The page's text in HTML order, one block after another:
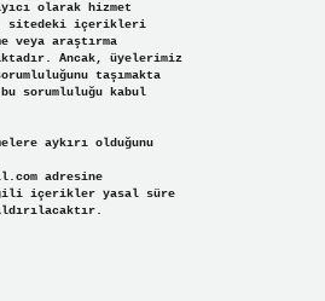
olarak hizmet
sitedeki içerikleri
veya araştırma
Ancak, üyelerimiz
taşımakta
sorumluluğu kabul
aykırı olduğunu
adresine
içerikler yasal süre